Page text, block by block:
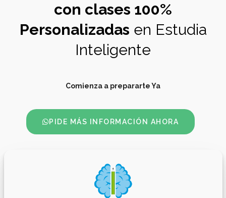
con clases 100%
Personalizadas en Estudia
Inteligente
Comienza a prepararte Ya
PIDE MÁS INFORMACIÓN AHORA